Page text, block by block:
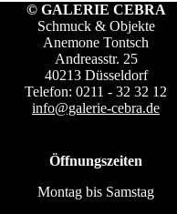
© GALERIE CEBRA
Schmuck & Objekte
Anemone Tontsch
Andreasstr. 25
40213 Düsseldorf
Telefon: 0211 - 32 32 12
info@galerie-cebra.de
Öffnungszeiten
Montag bis Samstag